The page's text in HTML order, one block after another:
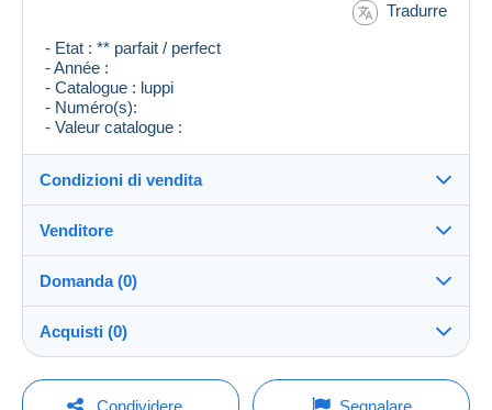
Tradurre
- Etat : ** parfait / perfect
- Année :
- Catalogue : luppi
- Numéro(s):
- Valeur catalogue :
Condizioni di vendita
Destinazione:
Vedi l'elenco dei paesi
Invio:
Invio dopo il pagamento
A carico dell'acquirente
Venditore
geoffreydonnay100%(18180x)
Negozio
Domanda (0)
Per inviare una domanda devi aprire una
Acquisti (0)
Ultimo aggiornamento: 05:26:15
Condividere Segnalare